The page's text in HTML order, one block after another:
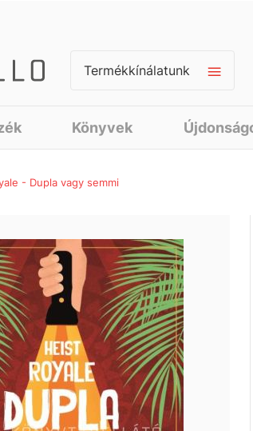
Termékkínálatunk
Könyvek
- Dupla vagy semmi